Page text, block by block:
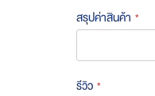
สรุปค่าสินค้า
รีวิว